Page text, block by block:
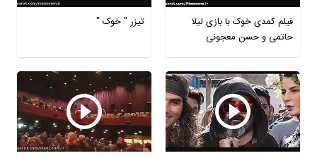
فیلم کمدی خوک با بازی لیلا
حاتمی و حسن معجونی
تیزر " خوک "